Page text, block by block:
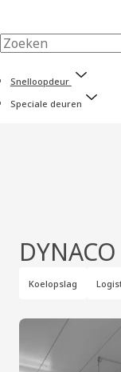
Snelloopdeur
Speciale deuren
Koelopslag